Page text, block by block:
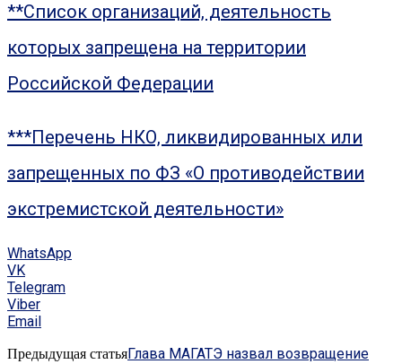
**Список организаций, деятельность
которых запрещена на территории
Российской Федерации
***Перечень НКО, ликвидированных или
запрещенных по ФЗ «О противодействии
экстремистской деятельности»
WhatsApp
VK
Telegram
Viber
Email
Предыдущая статьяГлава МАГАТЭ назвал возвращение